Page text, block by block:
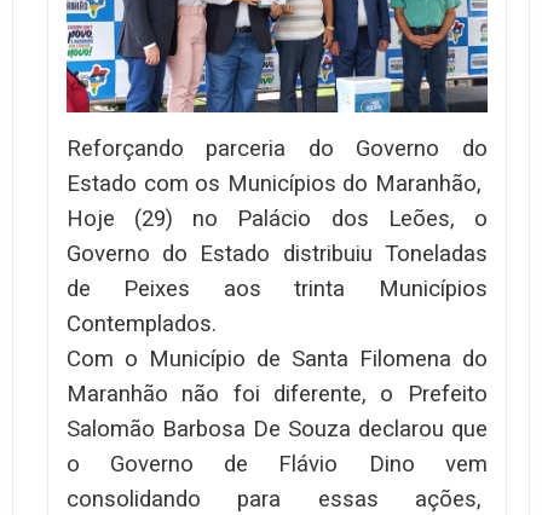
Reforçando parceria do Governo do
Estado com os Municípios do Maranhão,
Hoje (29) no Palácio dos Leões, o
Governo do Estado distribuiu Toneladas
de Peixes aos trinta Municípios
Contemplados.
Com o Município de Santa Filomena do
Maranhão não foi diferente, o Prefeito
Salomão Barbosa De Souza declarou que
o Governo de Flávio Dino vem
consolidando para essas ações,